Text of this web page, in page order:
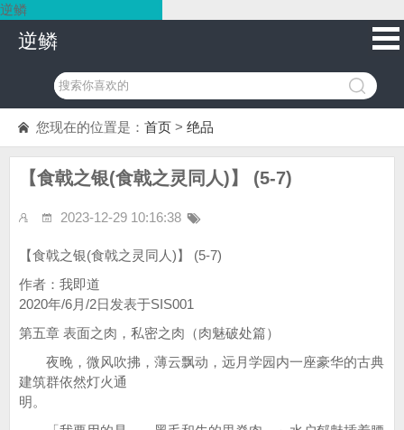
逆鳞
逆鳞
您现在的位置是： 首页 > 绝品
【食戟之银(食戟之灵同人)】 (5-7)
2023-12-29 10:16:38
【食戟之银(食戟之灵同人)】 (5-7)
作者：我即道
2020年/6月/2日发表于SIS001
第五章 表面之肉，私密之肉（肉魅破处篇）
夜晚，微风吹拂，薄云飘动，远月学园内一座豪华的古典
建筑群依然灯火通
明。